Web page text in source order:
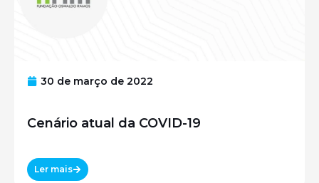
30 de março de 2022
Cenário atual da COVID-19
Ler mais